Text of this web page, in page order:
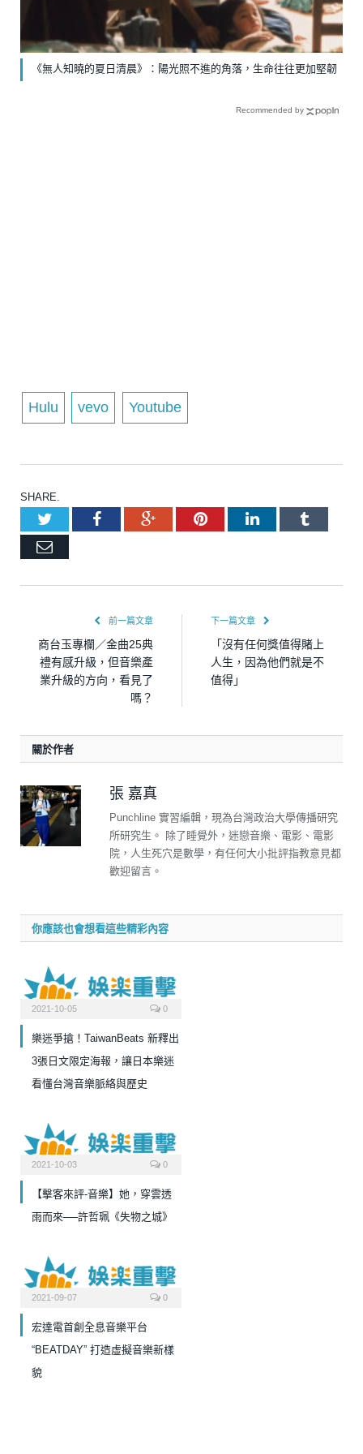
《無人知曉的夏日清晨》：陽光照不進的角落，生命往往更加堅韌
Recommended by
Hulu vevo Youtube
SHARE.
TwitterFacebookGoogle+PinterestLinkedInTumblr
Email
前一篇文章
商台玉專欄／金曲25典
禮有感升級，但音樂產
業升級的方向，看見了
嗎？
下一篇文章
「沒有任何獎值得賭上
人生，因為他們就是不
值得」
關於作者
張 嘉真
Punchline 實習編輯，現為台灣政治大學傳播研究
所研究生。 除了睡覺外，迷戀音樂、電影、電影
院，人生死穴是數學，有任何大小批評指教意見都
歡迎留言。
你應該也會想看這些精彩內容
2021-10-05 0
樂迷爭搶！TaiwanBeats 新釋出
3張日文限定海報，讓日本樂迷
看懂台灣音樂脈絡與歷史
2021-10-03 0
【擊客來評-音樂】她，穿雲透
雨而來──許哲珮《失物之城》
2021-09-07 0
宏達電首創全息音樂平台
“BEATDAY” 打造虛擬音樂新樣
貌